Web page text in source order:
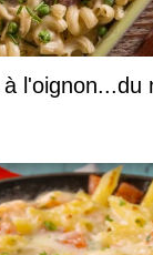
l'oignon...du